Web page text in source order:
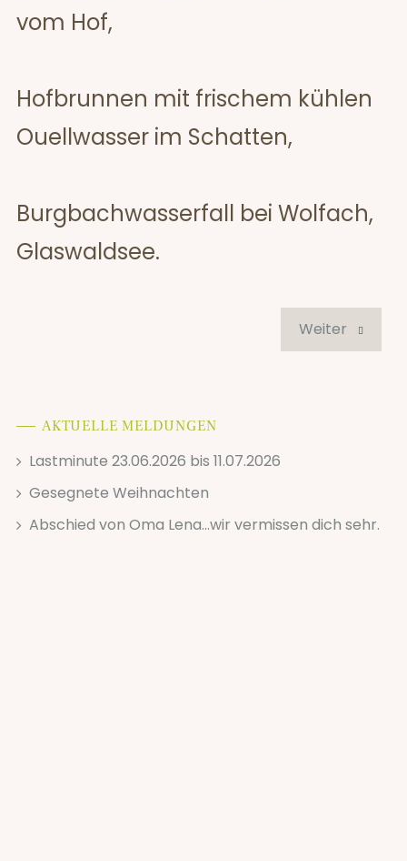
vom Hof,
Hofbrunnen mit frischem kühlen
Ouellwasser im Schatten,
Burgbachwasserfall bei Wolfach,
Glaswaldsee.
Weiter
AKTUELLE MELDUNGEN
Lastminute 23.06.2026 bis 11.07.2026
Gesegnete Weihnachten
Abschied von Oma Lena...wir vermissen dich sehr.